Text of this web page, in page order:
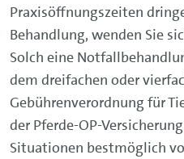
Praxisöffnungszeiten
Behandlung, wenden Sie
Solch eine
dem dreifachen oder
Gebührenverordnung für
der Pferde-OP-
Situationen bestmöglich